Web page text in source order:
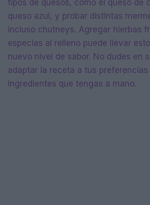
tipos de quesos, como el queso de
queso azul, y probar distintas
incluso chutneys. Agregar hierbas
especias al relleno puede llevar
nuevo nivel de sabor. No dudes en
adaptar la receta a tus preferencias
ingredientes que tengas a mano.